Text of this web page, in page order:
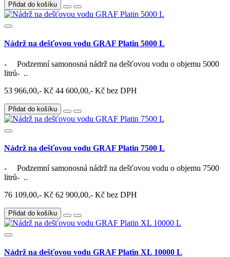
Přidat do košíku
Nádrž na dešťovou vodu GRAF Platin 5000 L
- Podzemní samonosná nádrž na dešťovou vodu o objemu 5000
litrů- ..
53 966,00,- Kč 44 600,00,- Kč bez DPH
Přidat do košíku
Nádrž na dešťovou vodu GRAF Platin 7500 L
- Podzemní samonosná nádrž na dešťovou vodu o objemu 7500
litrů- ..
76 109,00,- Kč 62 900,00,- Kč bez DPH
Přidat do košíku
Nádrž na dešťovou vodu GRAF Platin XL 10000 L